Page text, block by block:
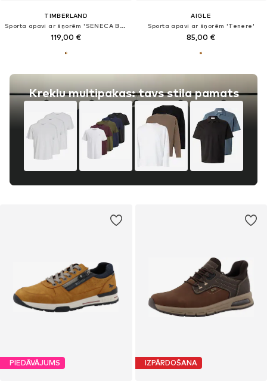
TIMBERLAND
Sporta apavi ar šņorēm 'SENECA BAY'
119,00 €
Kreklu multipakas: tavs stila pamats
AIGLE
Sporta apavi ar šņorēm 'Tenere'
85,00 €
PIEDĀVĀJUMS IZPĀRDOŠANA